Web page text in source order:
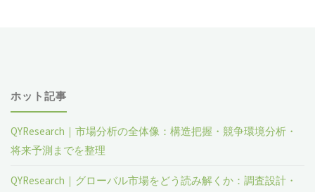
ホット記事
QYResearch｜市場分析の全体像：構造把握・競争環境分析・
将来予測までを整理
QYResearch｜グローバル市場をどう読み解くか：調査設計・